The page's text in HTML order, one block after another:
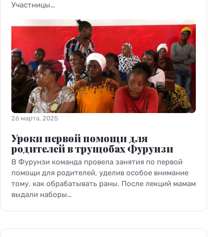
Участницы…
26 марта, 2025
Уроки первой помощи для
родителей в трущобах Фурунзи
В Фурунзи команда провела занятия по первой
помощи для родителей, уделив особое внимание
тому, как обрабатывать раны. После лекций мамам
выдали наборы…